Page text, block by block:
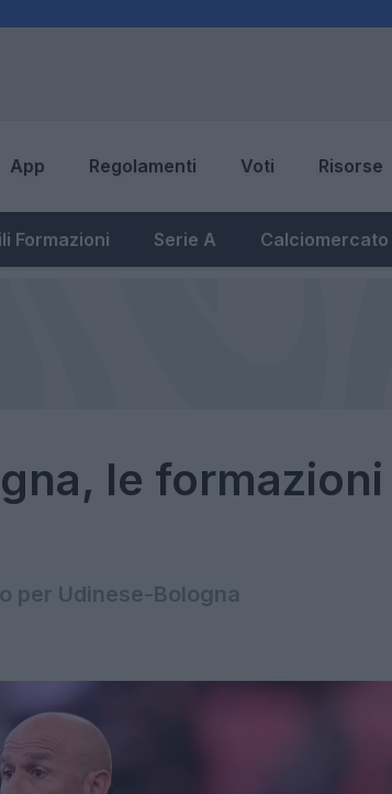
App Regolamenti Voti Risorse
Formazioni Serie A Calciomercato
le formazioni
per Udinese-Bologna